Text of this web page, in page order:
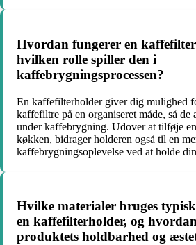
Hvordan fungerer en
hvilken rolle spiller den i
kaffebrygningsprocessen?
En kaffefilterholder giver dig mulighed
kaffefiltre på en organiseret måde, så
under kaffebrygning. Udover at tilføje
køkken, bidrager holderen også til en
kaffebrygningsoplevelse ved at holde
Hvilke materialer bruges
en kaffefilterholder, og
produktets holdbarhed og